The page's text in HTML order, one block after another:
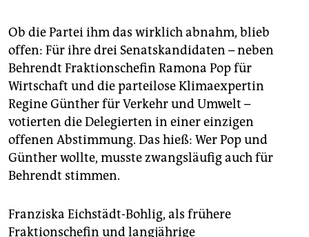
Ob die Partei ihm das wirklich abnahm, blieb
offen: Für ihre drei Senatskandidaten – neben
Behrendt Fraktionschefin Ramona Pop für
Wirtschaft und die parteilose Klimaexpertin
Regine Günther für Verkehr und Umwelt –
votierten die Delegierten in einer einzigen
offenen Abstimmung. Das hieß: Wer Pop und
Günther wollte, musste zwangsläufig auch für
Behrendt stimmen.
Franziska Eichstädt-Bohlig, als frühere
Fraktionschefin und langjährige